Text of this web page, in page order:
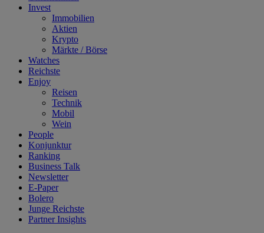
Invest
Immobilien
Aktien
Krypto
Märkte / Börse
Watches
Reichste
Enjoy
Reisen
Technik
Mobil
Wein
People
Konjunktur
Ranking
Business Talk
Newsletter
E-Paper
Bolero
Junge Reichste
Partner Insights